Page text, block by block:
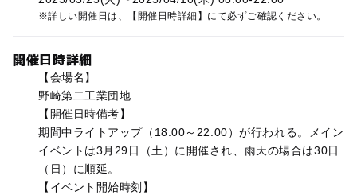
詳しい開催日は、【開催日時詳細】にて必ずご確認ください。
開催日時詳細
【会場名】
野崎第二工業団地
【開催日時備考】
期間中ライトアップ（18:00～22:00）が行われる。メイン
イベントは3月29日（土）に開催され、雨天の場合は30日
（日）に順延。
【イベント開始時刻】